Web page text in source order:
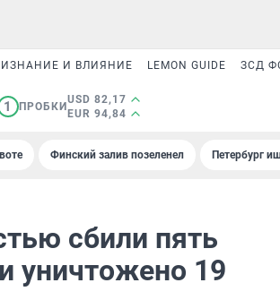
И ВЛИЯНИЕ LEMON GUIDE ЗСД
1 ПРОБКИ
USD 82,17
EUR 94,84
Финский залив позеленел Петербург
сбили пять
уничтожено 19